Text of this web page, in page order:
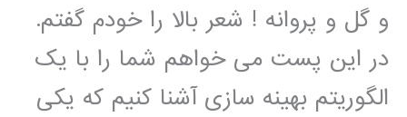
و گل و پروانه ! شعر بالا را خودم گفتم.
در این پست می خواهم شما را با یک
الگوریتم بهینه سازی آشنا کنیم که یکی